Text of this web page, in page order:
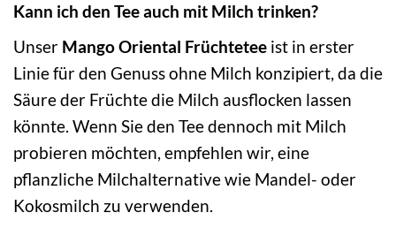
Kann ich den Tee auch mit Milch trinken?
Unser Mango Oriental Früchtetee ist in erster
Linie für den Genuss ohne Milch konzipiert, da die
Säure der Früchte die Milch ausflocken lassen
könnte. Wenn Sie den Tee dennoch mit Milch
probieren möchten, empfehlen wir, eine
pflanzliche Milchalternative wie Mandel- oder
Kokosmilch zu verwenden.